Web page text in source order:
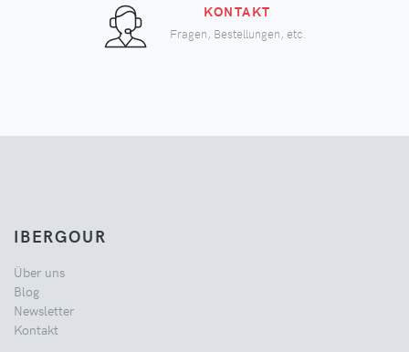
KONTAKT
Fragen, Bestellungen, etc.
IBERGOUR
Über uns
Blog
Newsletter
Kontakt